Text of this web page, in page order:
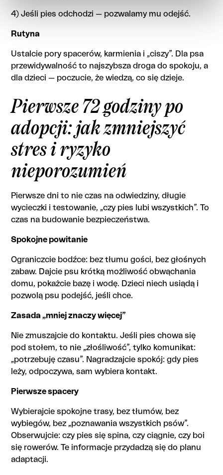
4) Jeśli pies odchodzi — pozwalamy mu odejść.
Rutyna
Ustalcie pory spacerów, karmienia i „ciszy”. Dla psa
przewidywalność to najszybsza droga do spokoju, a
dla dzieci — poczucie, że wiedzą, co się dzieje.
Pierwsze 72 godziny po
adopcji: jak zmniejszyć
stres i ryzyko
nieporozumień
Pierwsze dni to nie czas na odwiedziny, długie
wycieczki i testowanie, „czy pies lubi wszystkich”. To
czas na budowanie bezpieczeństwa.
Spokojne powitanie
Ograniczcie bodźce: bez tłumu gości, bez głośnych
zabaw. Dajcie psu krótką możliwość obwąchania
domu, pokażcie bazę i wodę. Dzieci niech usiądą i
pozwolą psu podejść, jeśli chce.
Zasada „mniej znaczy więcej”
Nie zmuszajcie do kontaktu. Jeśli pies chowa się
pod stołem, to nie „złośliwość”, tylko komunikat:
„potrzebuję czasu”. Nagradzajcie spokój: gdy pies
leży, odpoczywa, sam wybiera kontakt.
Pierwsze spacery
Wybierajcie spokojne trasy, bez tłumów, bez
wybiegów, bez „poznawania wszystkich psów”.
Obserwujcie: czy pies się spina, czy ciągnie, czy boi
się rowerów. Te informacje przydadzą się do planu
adaptacji.